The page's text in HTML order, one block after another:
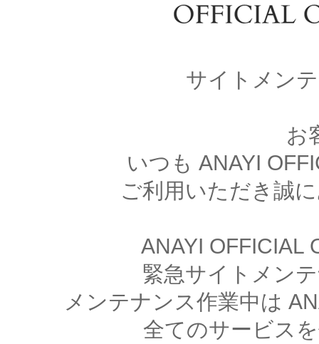
サイトメン
お
いつも ANAYI
ご利用いただき誠
ANAYI OFFICIAL
緊急サイトメン
メンテナンス作業中は
全てのサービス